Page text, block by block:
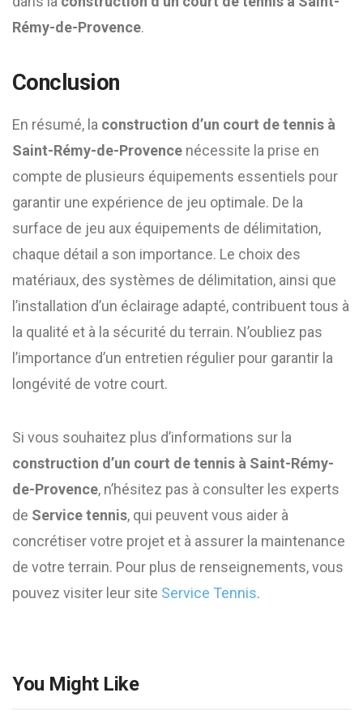
Rémy-de-Provence.
Conclusion
En résumé, la construction d’un court de tennis à
Saint-Rémy-de-Provence nécessite la prise en
compte de plusieurs équipements essentiels pour
garantir une expérience de jeu optimale. De la
surface de jeu aux équipements de délimitation,
chaque détail a son importance. Le choix des
matériaux, des systèmes de délimitation, ainsi que
l’installation d’un éclairage adapté, contribuent tous à
la qualité et à la sécurité du terrain. N’oubliez pas
l’importance d’un entretien régulier pour garantir la
longévité de votre court.
Si vous souhaitez plus d’informations sur la
construction d’un court de tennis à Saint-Rémy-
de-Provence, n’hésitez pas à consulter les experts
de Service tennis, qui peuvent vous aider à
concrétiser votre projet et à assurer la maintenance
de votre terrain. Pour plus de renseignements, vous
pouvez visiter leur site Service Tennis.
You Might Like